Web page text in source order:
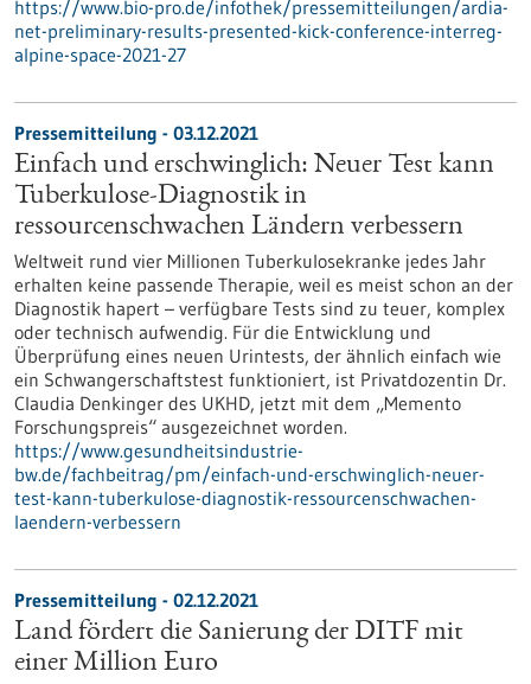
https://www.bio-pro.de/infothek/pressemitteilungen/ardia-
net-preliminary-results-presented-kick-conference-interreg-
alpine-space-2021-27
Pressemitteilung - 03.12.2021
Einfach und erschwinglich: Neuer Test kann
Tuberkulose-Diagnostik in
ressourcenschwachen Ländern verbessern
Weltweit rund vier Millionen Tuberkulosekranke jedes Jahr
erhalten keine passende Therapie, weil es meist schon an der
Diagnostik hapert – verfügbare Tests sind zu teuer, komplex
oder technisch aufwendig. Für die Entwicklung und
Überprüfung eines neuen Urintests, der ähnlich einfach wie
ein Schwangerschaftstest funktioniert, ist Privatdozentin Dr.
Claudia Denkinger des UKHD, jetzt mit dem „Memento
Forschungspreis“ ausgezeichnet worden.
https://www.gesundheitsindustrie-
bw.de/fachbeitrag/pm/einfach-und-erschwinglich-neuer-
test-kann-tuberkulose-diagnostik-ressourcenschwachen-
laendern-verbessern
Pressemitteilung - 02.12.2021
Land fördert die Sanierung der DITF mit
einer Million Euro